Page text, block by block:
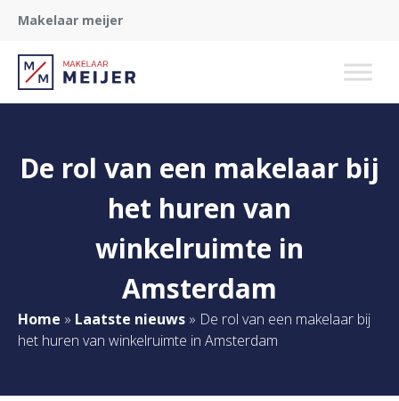
Makelaar meijer
De rol van een makelaar bij
het huren van
winkelruimte in
Amsterdam
Home » Laatste nieuws » De rol van een makelaar bij
het huren van winkelruimte in Amsterdam